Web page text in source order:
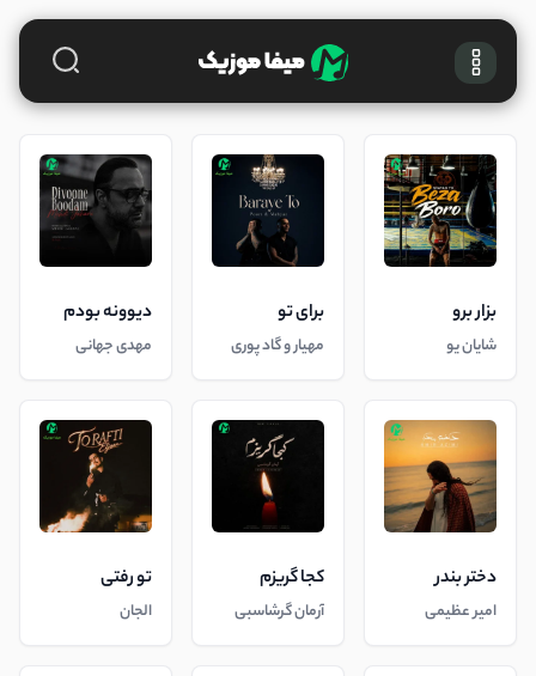
بزار برو
شایان یو
برای تو
مهیار و گاد پوری
دیوونه بودم
مهدی جهانی
دختر بندر
امیر عظیمی
کجا گریزم
آرمان گرشاسبی
تو رفتی
الجان